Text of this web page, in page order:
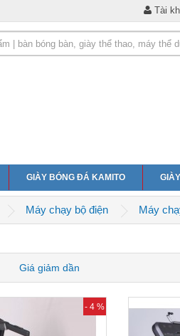
Tài
GIÀY BÓNG ĐÁ KAMITO
Máy chạy bộ điện Máy
Giá giảm dần
- 4 %